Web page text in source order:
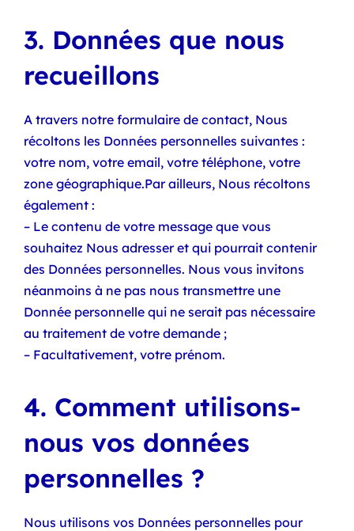
3. Données que nous
recueillons
A travers notre formulaire de contact, Nous
récoltons les Données personnelles suivantes :
votre nom, votre email, votre téléphone, votre
zone géographique.Par ailleurs, Nous récoltons
également :
– Le contenu de votre message que vous
souhaitez Nous adresser et qui pourrait contenir
des Données personnelles. Nous vous invitons
néanmoins à ne pas nous transmettre une
Donnée personnelle qui ne serait pas nécessaire
au traitement de votre demande ;
– Facultativement, votre prénom.
4. Comment utilisons-
nous vos données
personnelles ?
Nous utilisons vos Données personnelles pour